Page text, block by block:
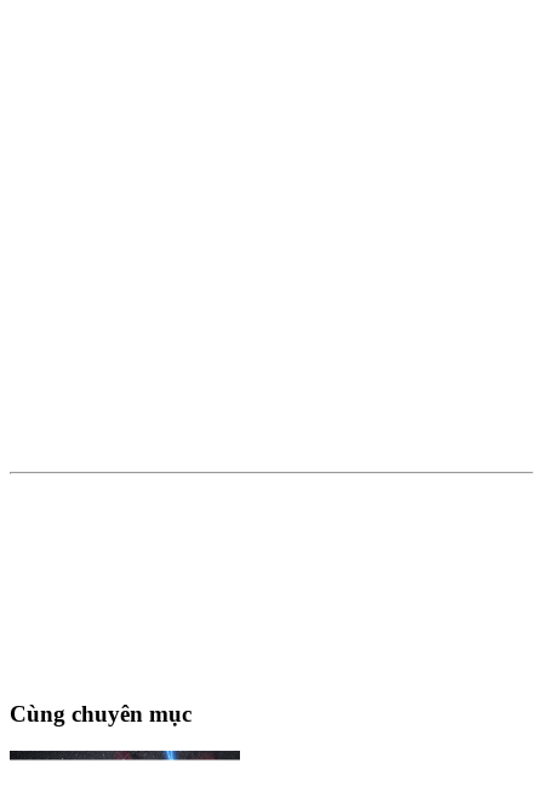
Cùng chuyên mục